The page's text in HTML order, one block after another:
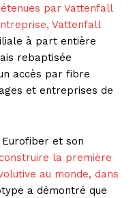
par Vattenfall
Vattenfall
à part entière
rebaptisée
accès par fibre
et entreprises de
Eurofiber et son
la première
au monde, dans
a démontré que